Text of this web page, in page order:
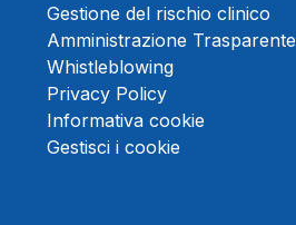
Gestione del rischio clinico
Amministrazione Trasparente
Whistleblowing
Privacy Policy
Informativa cookie
Gestisci i cookie